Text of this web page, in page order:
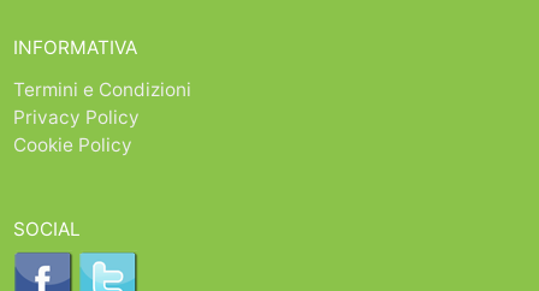
INFORMATIVA
Termini e Condizioni
Privacy Policy
Cookie Policy
SOCIAL